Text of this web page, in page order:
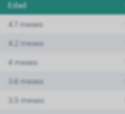
Edad
4.7 meses
4.2 meses
4 meses
3.6 meses
3.5 meses